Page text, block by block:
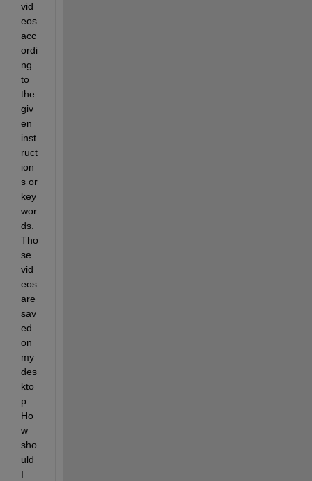
vid
eos
acc
ordi
ng
to
the
giv
en
inst
ruct
ion
s or
key
wor
ds.
Tho
se
vid
eos
are
sav
ed
on
my
des
kto
p.
Ho
w
sho
uld
I